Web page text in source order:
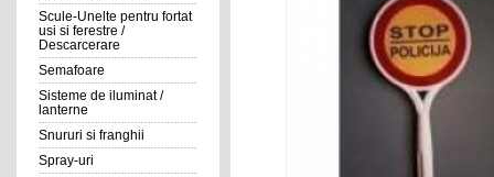
Scule-Unelte pentru fortat
usi si ferestre /
Descarcerare
Semafoare
Sisteme de iluminat /
lanterne
Snururi si franghii
Spray-uri